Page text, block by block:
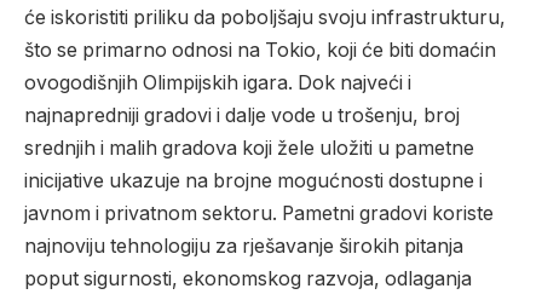
će iskoristiti priliku da poboljšaju svoju infrastrukturu,
što se primarno odnosi na Tokio, koji će biti domaćin
ovogodišnjih Olimpijskih igara. Dok najveći i
najnapredniji gradovi i dalje vode u trošenju, broj
srednjih i malih gradova koji žele uložiti u pametne
inicijative ukazuje na brojne mogućnosti dostupne i
javnom i privatnom sektoru. Pametni gradovi koriste
najnoviju tehnologiju za rješavanje širokih pitanja
poput sigurnosti, ekonomskog razvoja, odlaganja